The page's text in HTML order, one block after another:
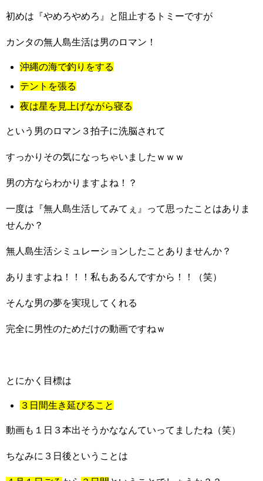
初めは『やめろやめろ』と阻止するトミーですが
カンタの無人島生活は男のロマン！
沖縄の海で釣りをする
テントを張る
夜は星を見上げながら寝る
という男のロマン３拍子に洗脳されて
すっかりその気になっちゃいましたｗｗｗ
男の方ならわかりますよね！？
一度は『無人島生活してみてぇ』って思ったことはありま
せんか？
無人島生活シミュレーションしたことありませんか？
ありますよね！！！私もあるんですから！！（笑）
そんな男の夢を実現してくれる
完全に男性のためだけの動画ですねｗ
とにかく目標は
３日間生き延びること
動画も１日３本出そうかななんていってましたね（笑）
ちなみに３日後ということは